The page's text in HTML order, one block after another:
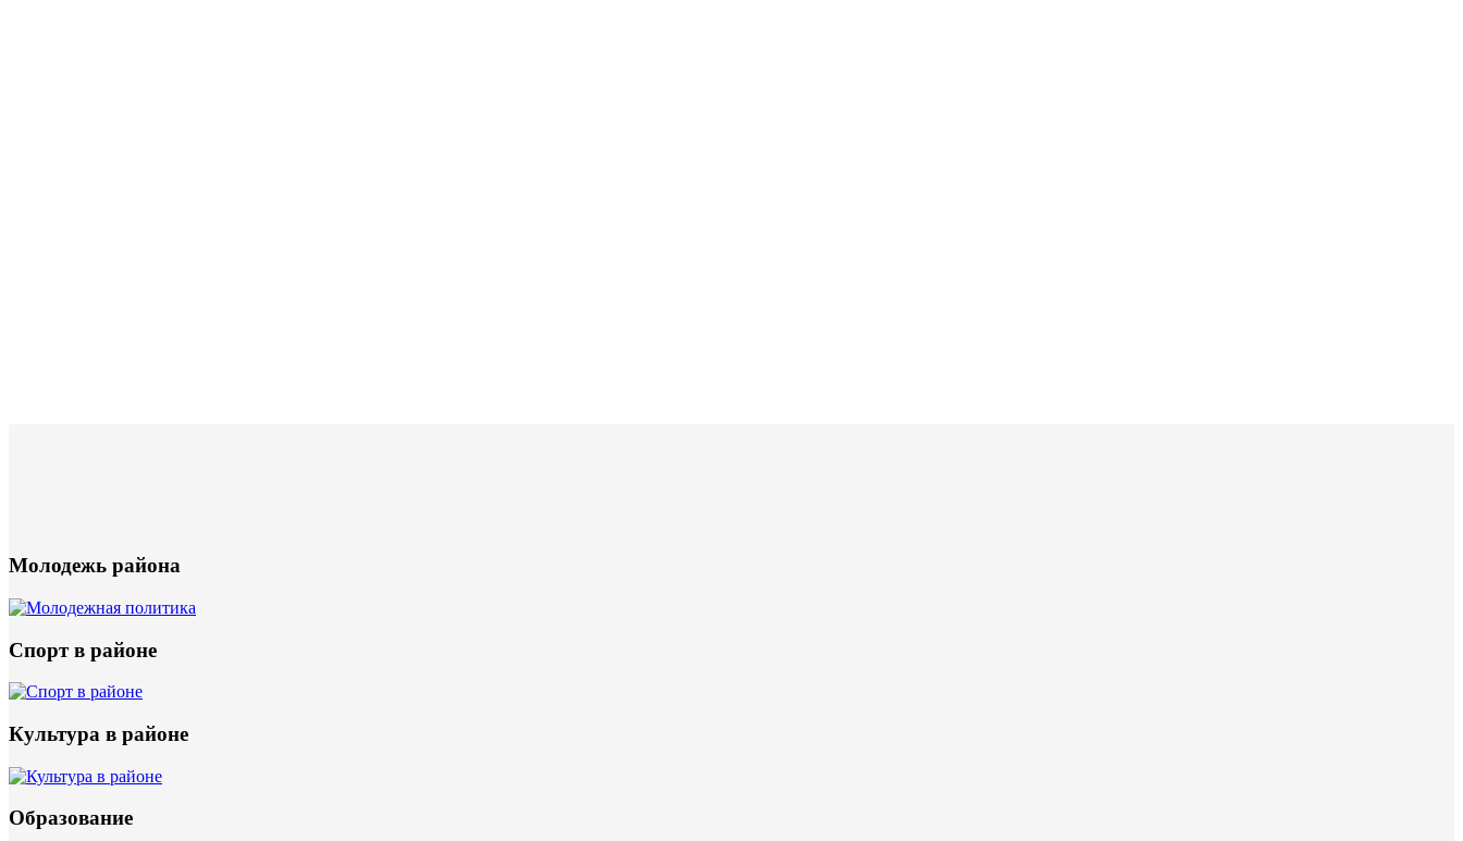
Молодежь района
Спорт в районе
Культура в районе
Образование